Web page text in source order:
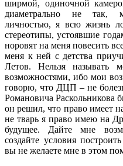
ширмой, одиночной
диаметрально не так,
личностью, я всю жизнь
стереотипы, устоявшие
норовят на меня повесить
меня к ней с детства
Летов. Нельзя называть
возможностями, ибо мои
говорю, что ДЦП – не
Романовича Раскольникова
он решил, что право имеет
не тварь я право имею на
будущее. Дайте мне
создайте условия
вы не желаете мне в этом